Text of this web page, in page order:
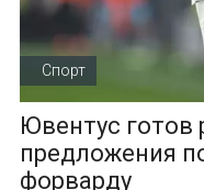
Спорт
Ювентус готов
предложения
форварду